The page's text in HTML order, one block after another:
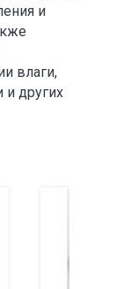
и
влаги,
и других